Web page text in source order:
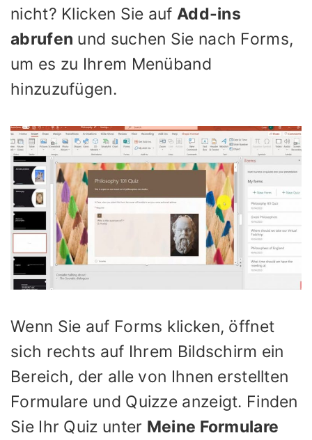
nicht? Klicken Sie auf Add-ins
abrufen und suchen Sie nach Forms,
um es zu Ihrem Menüband
hinzuzufügen.
Wenn Sie auf Forms klicken, öffnet
sich rechts auf Ihrem Bildschirm ein
Bereich, der alle von Ihnen erstellten
Formulare und Quizze anzeigt. Finden
Sie Ihr Quiz unter Meine Formulare